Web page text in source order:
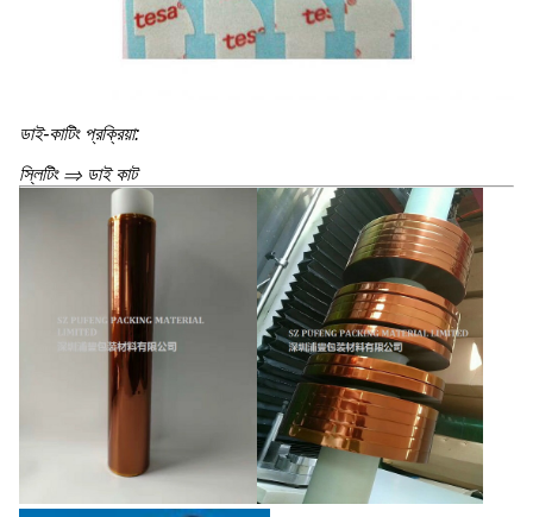
ডাই-কাটিং প্রক্রিয়া:
স্লিটিং ⇒ ডাই কাট